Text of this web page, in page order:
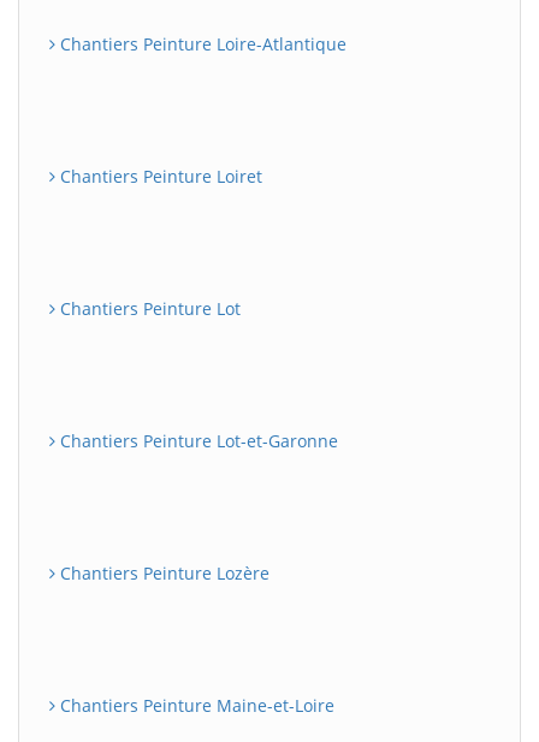
Chantiers Peinture Loire-Atlantique
Chantiers Peinture Loiret
Chantiers Peinture Lot
Chantiers Peinture Lot-et-Garonne
Chantiers Peinture Lozère
Chantiers Peinture Maine-et-Loire